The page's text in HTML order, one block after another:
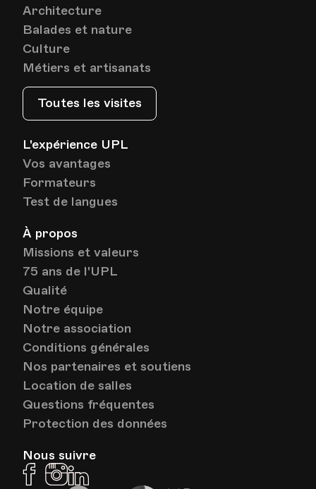
Architecture
Balades et nature
Culture
Métiers et artisanats
Toutes les visites
L'expérience UPL
Vos avantages
Formateurs
Test de langues
À propos
Missions et valeurs
75 ans de l'UPL
Qualité
Notre équipe
Notre association
Conditions générales
Nos partenaires et soutiens
Location de salles
Questions fréquentes
Protection des données
Nous suivre
FacebookInstagram